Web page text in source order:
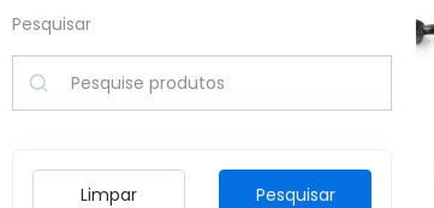
Pesquisar
Pesquisar
Limpar